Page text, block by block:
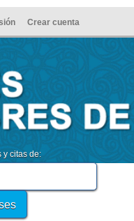
Crear cuenta
y citas de: